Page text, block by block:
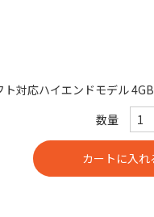
対応ハイエンドモデル 4GB
数量